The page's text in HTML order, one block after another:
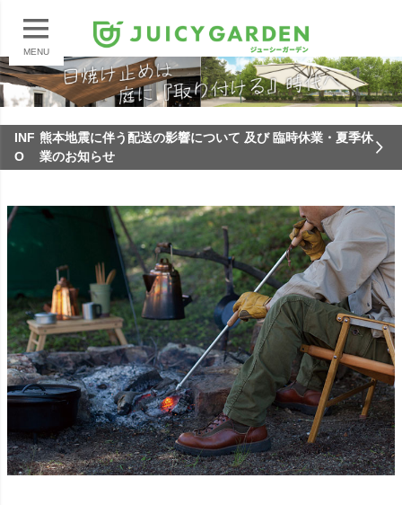
MENU
INF
O
熊本地震に伴う配送の影響について 及び 臨時休業・夏季休
業のお知らせ